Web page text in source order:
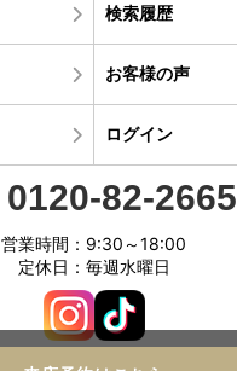
検索履歴
お客様の声
ログイン
0120-82-2665
営業時間：9:30～18:00
定休日：毎週水曜日